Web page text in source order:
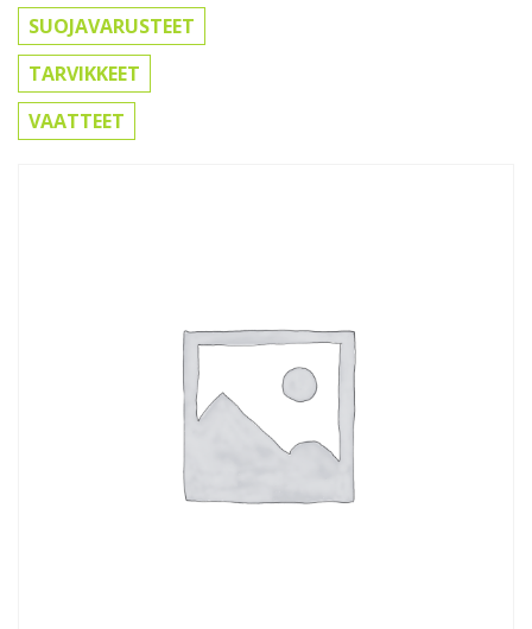
SUOJAVARUSTEET
TARVIKKEET
VAATTEET